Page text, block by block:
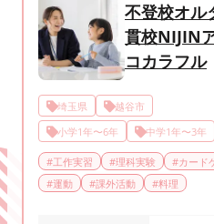
不登校オル
貫校NIJIN
コカラフル
埼玉県
越谷市
小学1年〜6年
中学1年〜3年
#工作実習 #理科実験 #カード
#運動 #課外活動 #料理